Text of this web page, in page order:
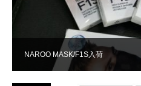
NAROO MASK/F1S入荷